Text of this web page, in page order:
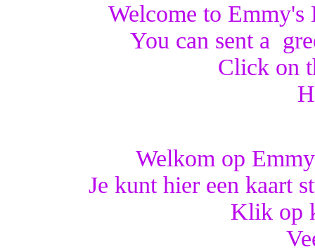
Welcome to Emmy's
You can sent a
Click on
Welkom op
Je kunt hier een kaart
Klik op